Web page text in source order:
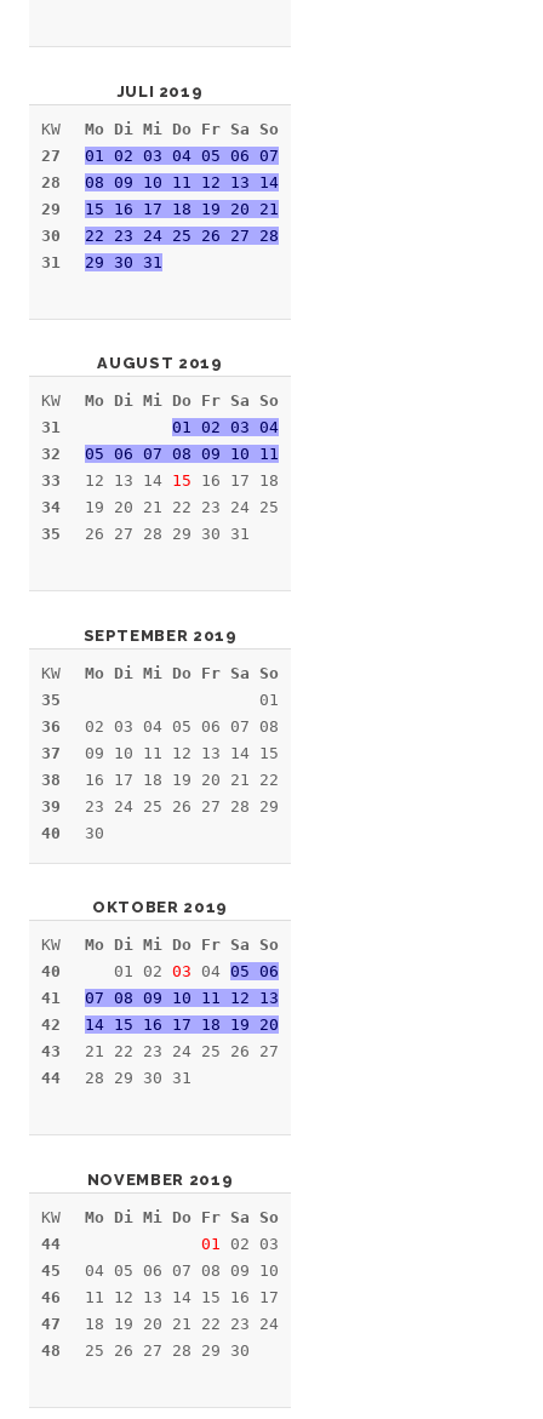
JULI 2019
KW
27
28
29
30
31
Mo Di Mi Do Fr Sa So
01 02 03 04 05 06 07
08 09 10 11 12 13 14
15 16 17 18 19 20 21
22 23 24 25 26 27 28
29 30 31
AUGUST 2019
KW
31
32
33
34
35
Mo Di Mi Do Fr Sa So
01 02 03 04
05 06 07 08 09 10 11
12 13 14 15 16 17 18
19 20 21 22 23 24 25
26 27 28 29 30 31
SEPTEMBER 2019
KW
35
36
37
38
39
40
Mo Di Mi Do Fr Sa So
01
02 03 04 05 06 07 08
09 10 11 12 13 14 15
16 17 18 19 20 21 22
23 24 25 26 27 28 29
30
OKTOBER 2019
KW
40
41
42
43
44
Mo Di Mi Do Fr Sa So
01 02 03 04 05 06
07 08 09 10 11 12 13
14 15 16 17 18 19 20
21 22 23 24 25 26 27
28 29 30 31
NOVEMBER 2019
KW
44
45
46
47
48
Mo Di Mi Do Fr Sa So
01
02 03
04 05 06 07 08 09 10
11 12 13 14 15 16 17
18 19 20 21 22 23 24
25 26 27 28 29 30